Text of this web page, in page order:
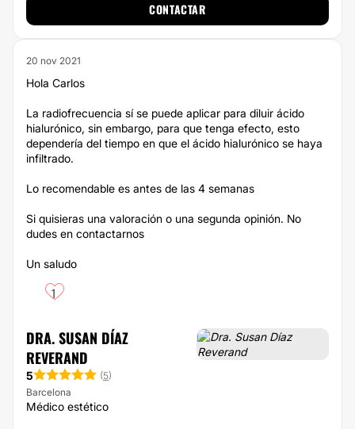
CONTACTAR
20 nov 2021
Hola Carlos
La radiofrecuencia sí se puede aplicar para diluir ácido
hialurónico, sin embargo, para que tenga efecto, esto
dependería del tiempo en que el ácido hialurónico se haya
infiltrado.
Lo recomendable es antes de las 4 semanas
Si quisieras una valoración o una segunda opinión. No
dudes en contactarnos
Un saludo
1
DRA. SUSAN DÍAZ
REVERAND
5 (5)
Barcelona
Médico estético